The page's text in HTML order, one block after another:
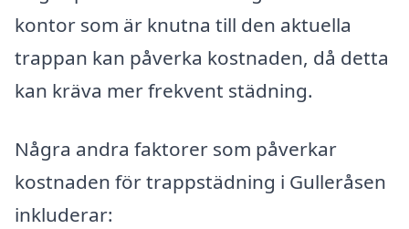
kontor som är knutna till den aktuella
trappan kan påverka kostnaden, då detta
kan kräva mer frekvent städning.
Några andra faktorer som påverkar
kostnaden för trappstädning i Gulleråsen
inkluderar: